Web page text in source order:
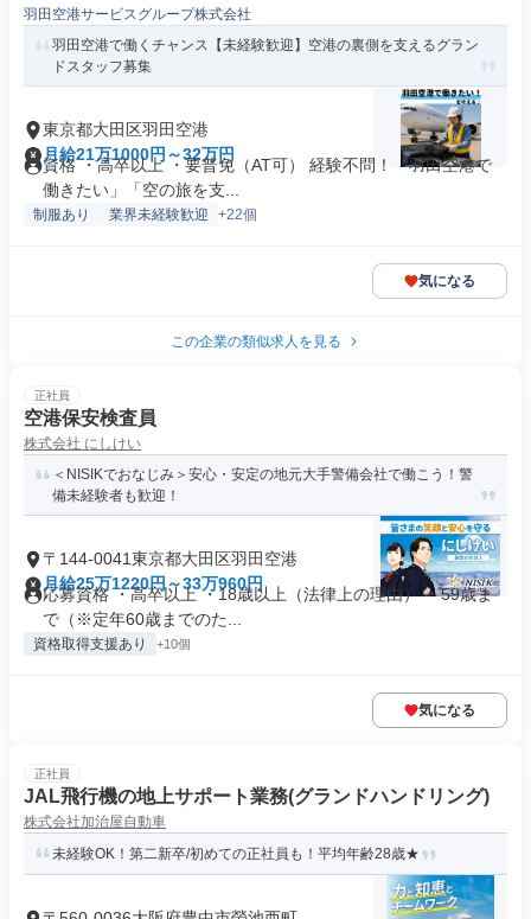
羽田空港サービスグループ株式会社
羽田空港で働くチャンス【未経験歓迎】空港の裏側を支えるグラン
ドスタッフ募集
東京都大田区羽田空港
月給21万1000円～32万円
資格 ・高卒以上 ・要普免（AT可） 経験不問！「羽田空港で
働きたい」「空の旅を支...
制服あり 業界未経験歓迎 +22個
気になる
この企業の類似求人を見る
正社員
空港保安検査員
株式会社 にしけい
＜NISIKでおなじみ＞安心・安定の地元大手警備会社で働こう！警
備未経験者も歓迎！
〒144-0041東京都大田区羽田空港
月給25万1220円～33万960円
応募資格 ・高卒以上 ・18歳以上（法律上の理由） ・59歳ま
で（※定年60歳までのた...
資格取得支援あり +10個
気になる
正社員
JAL飛行機の地上サポート業務(グランドハンドリング)
株式会社加治屋自動車
未経験OK！第二新卒/初めての正社員も！平均年齢28歳★